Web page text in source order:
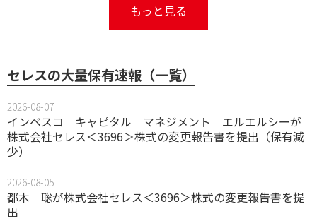
もっと見る
セレスの大量保有速報（一覧）
2026-08-07
インベスコ キャピタル マネジメント エルエルシーが
株式会社セレス＜3696＞株式の変更報告書を提出（保有減
少）
2026-08-05
都木 聡が株式会社セレス＜3696＞株式の変更報告書を提
出